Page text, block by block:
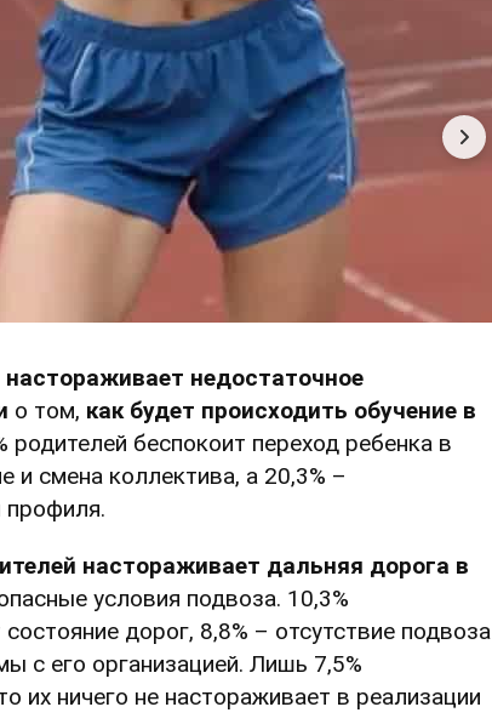
настораживает недостаточное
о том, как будет происходить обучение в
родителей беспокоит переход ребенка в
и смена коллектива, а 20,3% –
профиля.
настораживает дальняя дорога в
условия подвоза. 10,3%
дорог, 8,8% – отсутствие подвоза
с его организацией. Лишь 7,5%
их ничего не настораживает в реализации